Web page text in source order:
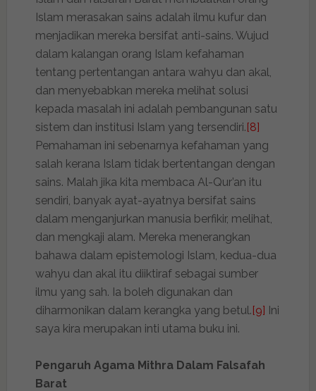
Islam merasakan sains adalah ilmu kufur dan
menjadikan mereka bersifat anti-sains. Wujud
dalam kalangan orang Islam kefahaman
tentang pertentangan antara wahyu dan akal,
dan menyebabkan mereka melihat solusi
kepada masalah ini adalah pembangunan satu
sistem dan institusi Islam yang tersendiri.[8]
Pemahaman ini sebenarnya kefahaman yang
salah kerana Islam tidak bertentangan dengan
sains. Malah jika kita membaca Al-Qur’an itu
sendiri, banyak ayat-ayatnya bersifat sains
dalam menganjurkan manusia berfikir, melihat,
dan mengkaji alam. Mereka menerangkan
bahawa dalam epistemologi Islam, kedua-dua
wahyu dan akal itu diiktiraf sebagai sumber
ilmu yang sah. Ia boleh digunakan dan
diharmonikan dalam kerangka yang betul.[9] Ini
saya kira merupakan inti utama buku ini.
Pengaruh Agama Mithra Dalam Falsafah
Barat